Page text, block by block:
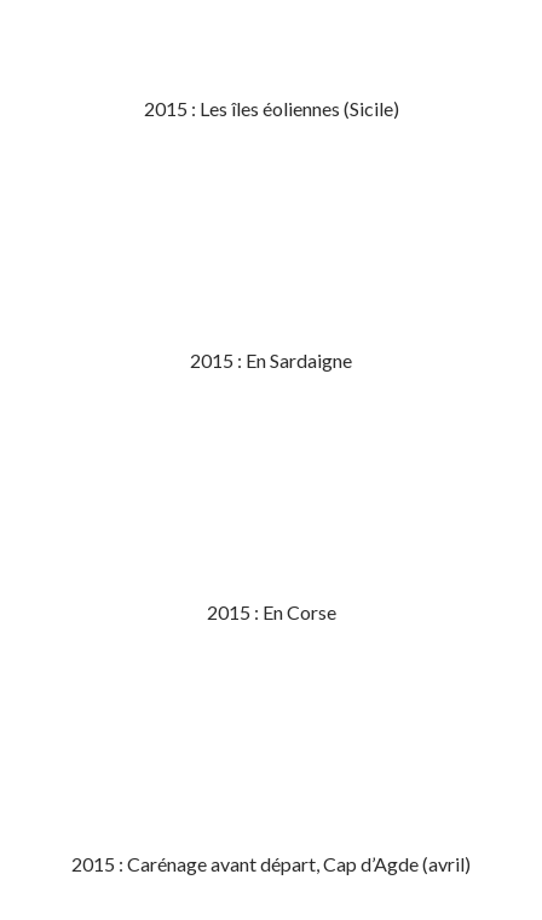
2015 : Les îles éoliennes (Sicile)
2015 : En Sardaigne
2015 : En Corse
2015 : Carénage avant départ, Cap d’Agde (avril)